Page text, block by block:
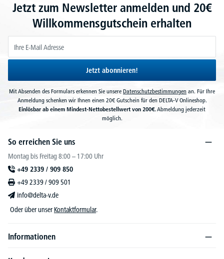
Jetzt zum Newsletter anmelden und 20€
Willkommensgutschein erhalten
Jetzt abonnieren!
Mit Absenden des Formulars erkennen Sie unsere Datenschutzbestimmungen an. Für Ihre
Anmeldung schenken wir Ihnen einen 20€ Gutschein für den DELTA-V Onlineshop.
Einlösbar ab einem Mindest-Nettobestellwert von 200€.Abmeldung jederzeit
möglich.
So erreichen Sie uns
Montag bis Freitag 8:00 – 17:00 Uhr
+49 2339 / 909 850
+49 2339 / 909 501
info@delta-v.de
Oder über unser Kontaktformular.
Informationen